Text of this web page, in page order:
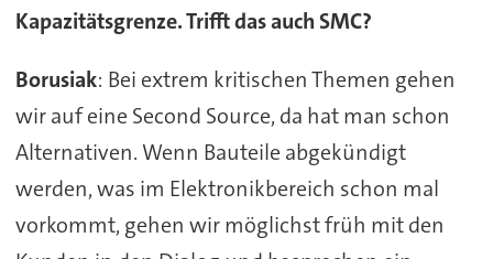
Kapazitätsgrenze. Trifft das auch SMC?
Borusiak: Bei extrem kritischen Themen gehen
wir auf eine Second Source, da hat man schon
Alternativen. Wenn Bauteile abgekündigt
werden, was im Elektronikbereich schon mal
vorkommt, gehen wir möglichst früh mit den